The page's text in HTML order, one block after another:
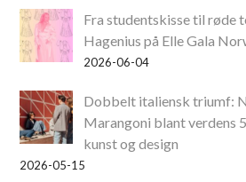
Fra studentskisse til røde
Hagenius på Elle Gala
2026-06-04
Dobbelt italiensk triumf:
Marangoni blant verdens
kunst og design
2026-05-15